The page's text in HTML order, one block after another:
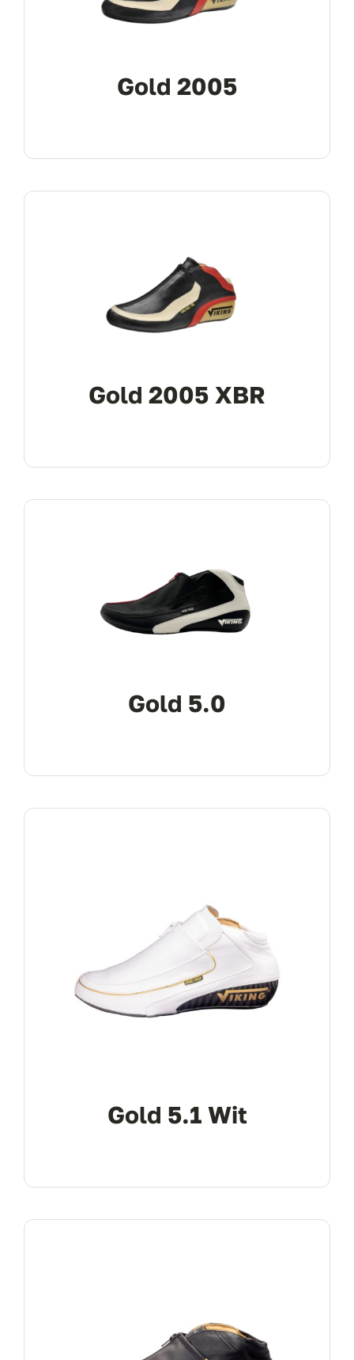
Gold 2005
Gold 2005 XBR
Gold 5.0
Gold 5.1 Wit